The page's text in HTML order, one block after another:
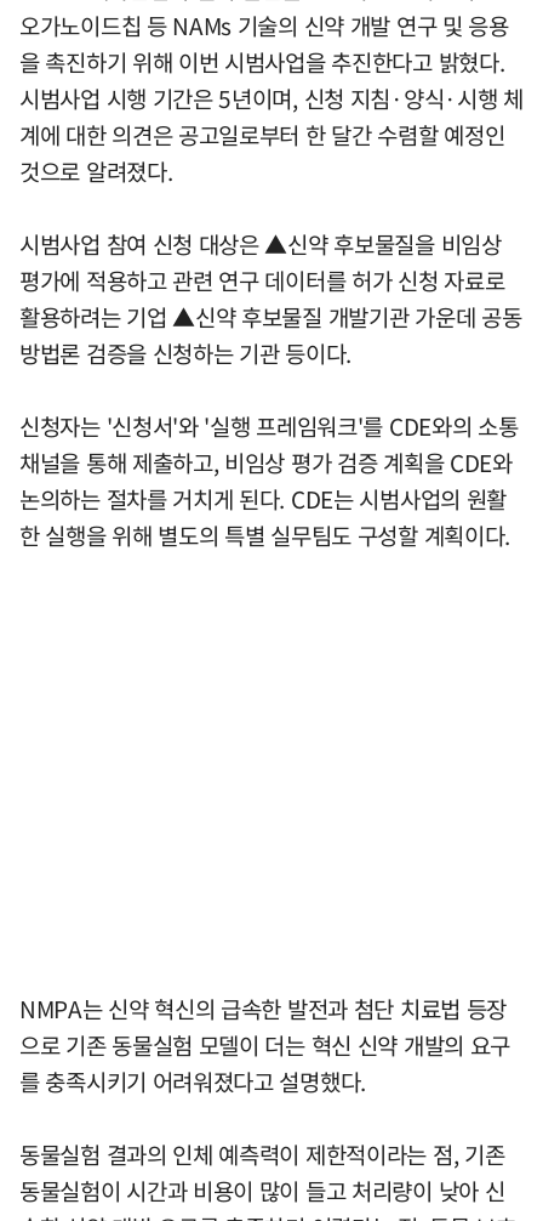
오가노이드칩 등 NAMs 기술의 신약 개발 연구 및 응용
을 촉진하기 위해 이번 시범사업을 추진한다고 밝혔다.
시범사업 시행 기간은 5년이며, 신청 지침·양식·시행 체
계에 대한 의견은 공고일로부터 한 달간 수렴할 예정인
것으로 알려졌다.
시범사업 참여 신청 대상은 ▲신약 후보물질을 비임상
평가에 적용하고 관련 연구 데이터를 허가 신청 자료로
활용하려는 기업 ▲신약 후보물질 개발기관 가운데 공동
방법론 검증을 신청하는 기관 등이다.
신청자는 '신청서'와 '실행 프레임워크'를 CDE와의 소통
채널을 통해 제출하고, 비임상 평가 검증 계획을 CDE와
논의하는 절차를 거치게 된다. CDE는 시범사업의 원활
한 실행을 위해 별도의 특별 실무팀도 구성할 계획이다.
NMPA는 신약 혁신의 급속한 발전과 첨단 치료법 등장
으로 기존 동물실험 모델이 더는 혁신 신약 개발의 요구
를 충족시키기 어려워졌다고 설명했다.
동물실험 결과의 인체 예측력이 제한적이라는 점, 기존
동물실험이 시간과 비용이 많이 들고 처리량이 낮아 신